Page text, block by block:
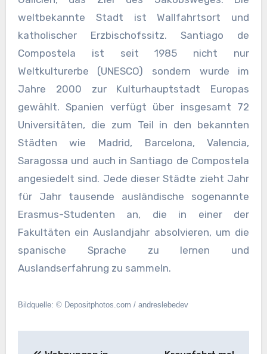
weltbekannte Stadt ist Wallfahrtsort und
katholischer Erzbischofssitz. Santiago de
Compostela ist seit 1985 nicht nur
Weltkulturerbe (UNESCO) sondern wurde im
Jahre 2000 zur Kulturhauptstadt Europas
gewählt. Spanien verfügt über insgesamt 72
Universitäten, die zum Teil in den bekannten
Städten wie Madrid, Barcelona, Valencia,
Saragossa und auch in Santiago de Compostela
angesiedelt sind. Jede dieser Städte zieht Jahr
für Jahr tausende ausländische sogenannte
Erasmus-Studenten an, die in einer der
Fakultäten ein Auslandjahr absolvieren, um die
spanische Sprache zu lernen und
Auslandserfahrung zu sammeln.
Bildquelle: © Depositphotos.com / andreslebedev